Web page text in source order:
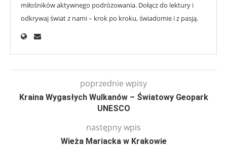
miłośników aktywnego podróżowania. Dołącz do lektury i
odkrywaj świat z nami – krok po kroku, świadomie i z pasją.
poprzednie wpisy
Kraina Wygasłych Wulkanów – Światowy Geopark
UNESCO
następny wpis
Wieża Mariacka w Krakowie